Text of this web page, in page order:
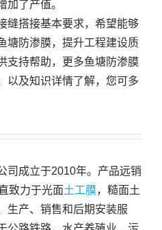
加了产值。
缝搭接基本要求，希望能够
塘防渗膜，提升工程建设质
支持帮助，更多鱼塘防渗膜
以及知识详情了解，您可多
司成立于2010年。产品远销
致力于光面土工膜，糙面土
生产、销售和后期安装服